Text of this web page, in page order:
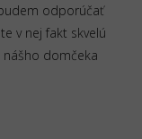
odporúčať
v nej fakt skvelú
domčeka